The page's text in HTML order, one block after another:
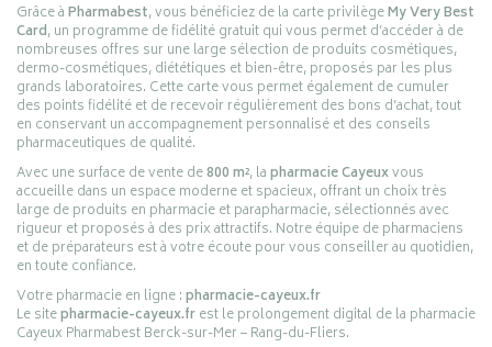
Grâce àPharmabest, vous bénéficiez de la carte privilègeMy Very Best
Card, un programme de fidélité gratuit qui vous permet d’accéder à de
nombreuses offres sur une large sélection de produits cosmétiques,
dermo-cosmétiques, diététiques et bien-être, proposés par les plus
grands laboratoires. Cette carte vous permet également de cumuler
des points fidélité et de recevoir régulièrement des bons d’achat, tout
en conservant un accompagnement personnalisé et des conseils
pharmaceutiques de qualité.
Avec une surface de vente de800 m², lapharmacie Cayeuxvous
accueille dans un espace moderne et spacieux, offrant un choix très
large de produits en pharmacie et parapharmacie, sélectionnés avec
rigueur et proposés à des prix attractifs. Notre équipe de pharmaciens
et de préparateurs est à votre écoute pour vous conseiller au quotidien,
en toute confiance.
Votre pharmacie en ligne :pharmacie-cayeux.fr
Le sitepharmacie-cayeux.frest le prolongement digital de la pharmacie
Cayeux Pharmabest Berck-sur-Mer – Rang-du-Fliers.